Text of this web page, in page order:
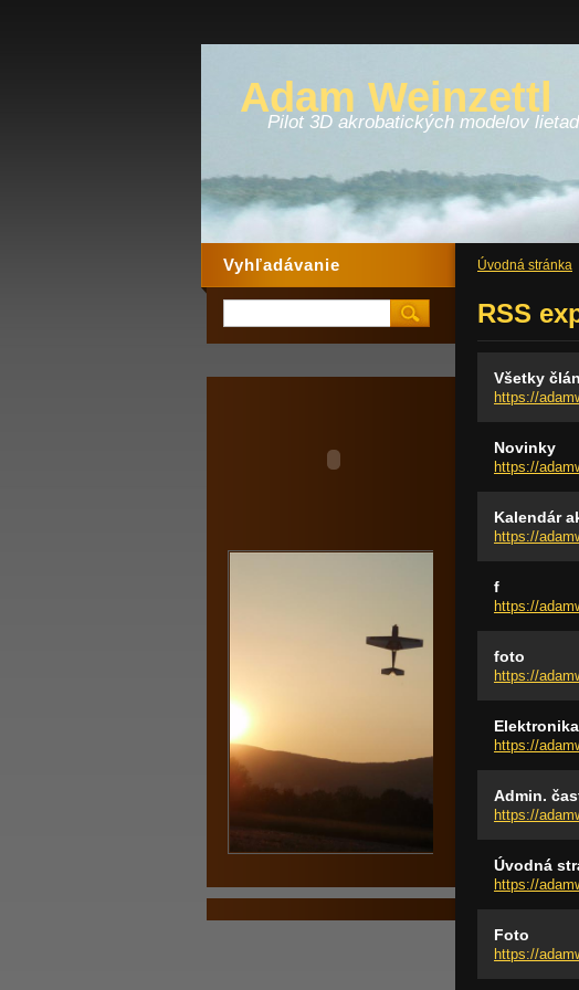
Adam Weinzettl
Pilot 3D akrobatických modelov
Úvodná stránka
RSS
Všetky
https://
Novinky
https://
Kalendár
https://
f
https://
foto
https://
Elektronika
https://
Admin.
https://
Úvodná
https://
Foto
https://
Vyhľadávanie